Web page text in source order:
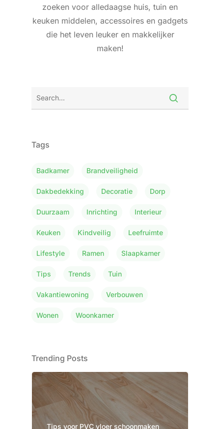
zoeken voor alledaagse huis, tuin en
keuken middelen, accessoires en gadgets
die het leven leuker en makkelijker
maken!
Tags
Badkamer Brandveiligheid
Dakbedekking Decoratie Dorp
Duurzaam Inrichting Interieur
Keuken Kindveilig Leefruimte
Lifestyle Ramen Slaapkamer
Tips Trends Tuin
Vakantiewoning Verbouwen
Wonen Woonkamer
Trending Posts
Tips voor PVC vloer schoonmaken